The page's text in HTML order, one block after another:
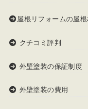
屋根リフォームの屋
クチコミ評判
外壁塗装の保証制度
外壁塗装の費用